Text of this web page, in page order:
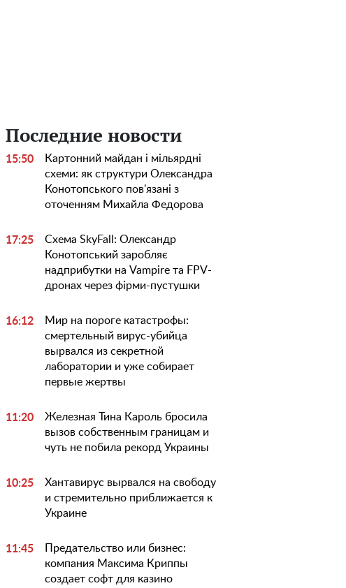
Последние новости
15:50
Картонний майдан і мільярдні
схеми: як структури Олександра
Конотопського пов'язані з
оточенням Михайла Федорова
17:25
Схема SkyFall: Олександр
Конотопський заробляє
надприбутки на Vampire та FPV-
дронах через фірми-пустушки
16:12
Мир на пороге катастрофы:
смертельный вирус-убийца
вырвался из секретной
лаборатории и уже собирает
первые жертвы
11:20
Железная Тина Кароль бросила
вызов собственным границам и
чуть не побила рекорд Украины
10:25
Хантавирус вырвался на свободу
и стремительно приближается к
Украине
11:45
Предательство или бизнес:
компания Максима Криппы
создает софт для казино